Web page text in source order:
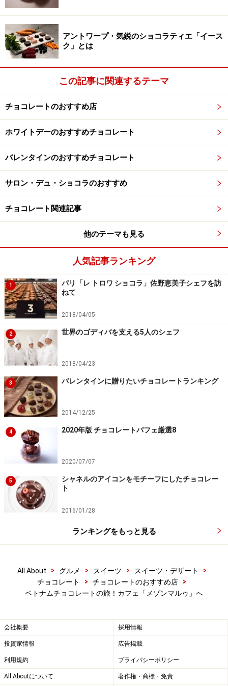
一緒に乗り込む搭乗者の方々に目を向けると「ショコラ
ー！」と笑顔になる外国人女性や、「チョコレートだ
ね、うれしいねー」と目を輝かせるご家族など、みなさ
ん、ハッピースマイルで次々と機内へ向かいます。
機内でチョコレートタイム
オのベトナムメイドのチョコレートだからこそ、旅への
気分が高まります。
機内で約6時間、チョコレートファンにはお馴染みのベ
トナムに到着です。今回私は、ハノイとホーチミンを訪
れましたが、ここでは特にホーチミンの
「MAISON MAROU（メゾン マルゥ）」について、ま
た、そのカフェでしか出会えないチョコレートのケーキ
メゾン マルゥへ
Marou（マルゥ）といえば、ベトナムのビーントゥバー
チョコレート。日本でもクラフトチョコレート、ビーン
トゥバーチョコレートファンにはお馴染みですね。
ティエンジャン省にあるマルゥの契約農家にて
ベトナム国内のカカオ農家と直接取引。ベトナム産カカ
オを使って、チョコレートになるまでの全ての工程をベ
トナム国内で行います。
マルゥのアイコンでもあるパッケージを刷るのも、チョ
コレートを包む作業も、とにかく全てがベトナムで行わ
創業者のお二人は、フランス人。日系フランス人で元銀
行員のサミュエル（Samuel Maruta）さんと、フランス
ったヴィンセント（Vinent Mourou）さんがホーチミンで
出会い、意気投合し、2011年に設立したブランドです。
Marou（マルゥ）は、お二人の名字を組み合わせて作ら
れたブランド名です。
アントワープ・気鋭のショコラティエ「イース
ク」とは
この記事に関連するテーマ
チョコレートのおすすめ店
ホワイトデーのおすすめチョコレート
バレンタインのおすすめチョコレート
サロン・デュ・ショコラのおすすめ
チョコレート関連記事
他のテーマも見る
人気記事ランキング
1
パリ「レ トロワ ショコラ」佐野恵美子シェフを訪
ねて
2018/04/05
2 世界のゴディバを支える5人のシェフ
2018/04/23
3 バレンタインに贈りたいチョコレートランキング
2014/12/25
4 2020年版 チョコレートパフェ厳選8
2020/07/07
5
シャネルのアイコンをモチーフにしたチョコレー
ト
2016/01/28
ランキングをもっと見る
All About > グルメ > スイーツ > スイーツ・デザート
>
チョコレート
> チョコレートのおすすめ店
>
ベトナムチョコレートの旅！カフェ「メゾンマルゥ」へ
会社概要 採用情報
投資家情報 広告掲載
利用規約 プライバシーポリシー
All Aboutについて 著作権・商標・免責